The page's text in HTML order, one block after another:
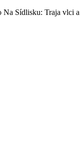
Sídlisku: Traja vlci a